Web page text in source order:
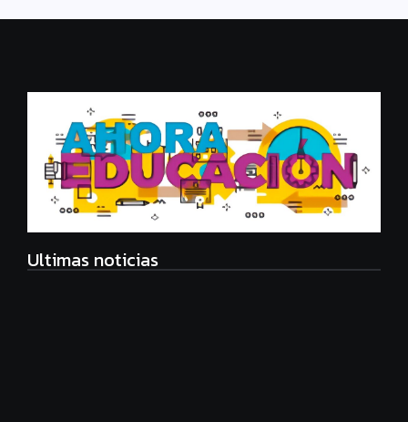
Ultimas noticias